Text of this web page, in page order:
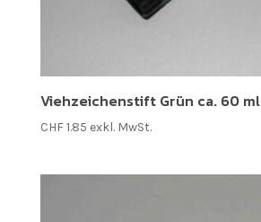
Viehzeichenstift Grün ca. 60 ml
CHF1.85 exkl. MwSt.